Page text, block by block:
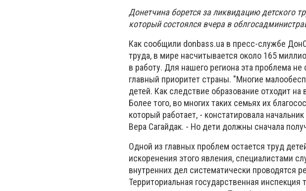
Донетчина борется за ликвидацию детского
который состоялся вчера в
Как сообщили donbass.ua в пресс-службе
труда, в мире насчитывается около 165
в работу. Для нашего региона эта проблема
главный приоритет страны. "Многие
детей. Как следствие образование отходит
Более того, во многих таких семьях их
который работает, - констатировала
Вера Сагайдак. - Но дети должны сначала
Одной из главных проблем остается труд
искоренения этого явления, специалистами
внутренних дел систематически проводятся
Территориальная государственная